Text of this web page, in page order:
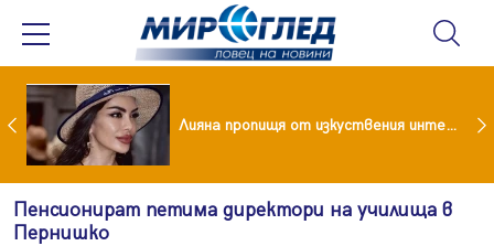
Лияна пропищя от изкуствения интелект
Пенсионират петима директори на училища в
Пернишко